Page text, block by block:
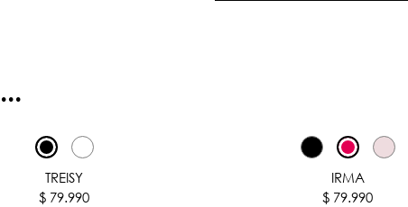
TREISY
$ 79.990
IRMA
$ 79.990